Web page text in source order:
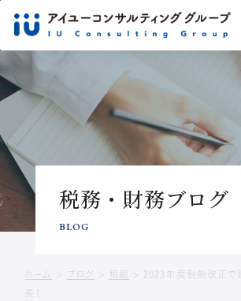
グループについて
税理士・公認会計士
拠点一覧
サービス紹介
事例紹介
税務・財務を学ぶ
CONTACT US
税務・財務ブログ
BLOG
ホーム > ブログ > 相続 > 2023年度税制改正で
長！